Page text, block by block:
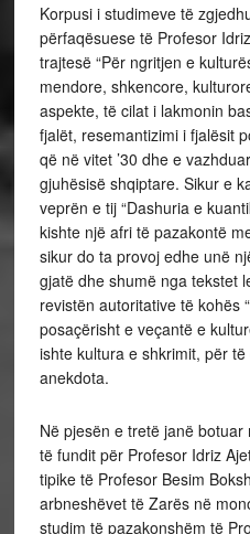
Korpusi i studimeve të
përfaqësuese të Profesor
trajtesë “Për ngritjen e
mendore, shkencore,
aspekte, të cilat i lakmonin
fjalët, resemantizimi i fjalësit
që në vitet ’30 dhe e
gjuhësisë shqiptare. Sikur e
veprën e tij “Dashuria e
kishte një afri të pazakontë
sikur do ta provoj edhe unë
gjatë dhe shumë nga tekstet
revistën autoritative të kohës
posaçërisht e veçantë e
ishte kultura e shkrimit, për
anekdota.
Në pjesën e tretë janë
të fundit për Profesor Idriz
tipike të Profesor Besim
arbneshëvet të Zarës në
studim të pazakonshëm të